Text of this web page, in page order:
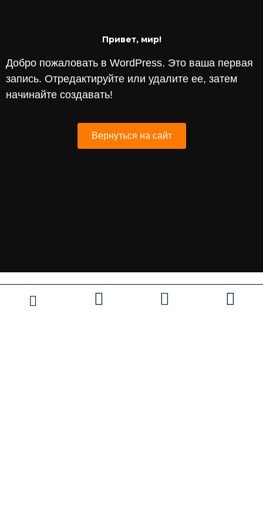
Привет, мир!
Добро пожаловать в WordPress. Это ваша первая
запись. Отредактируйте или удалите ее, затем
начинайте создавать!
Вернуться на сайт